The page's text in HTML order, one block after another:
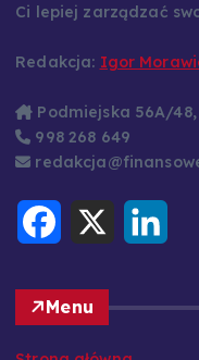
Ci lepiej zarządzać
Redakcja: Igor
Podmiejska 56A/
998 268 649
o
o
k
X
I
Menu